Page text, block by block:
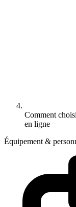
Comment
en ligne
Équipement &